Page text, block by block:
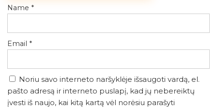
Name *
Email *
Noriu savo interneto naršyklėje išsaugoti vardą, el.
pašto adresą ir interneto puslapį, kad jų nebereiktų
įvesti iš naujo, kai kitą kartą vėl norėsiu parašyti